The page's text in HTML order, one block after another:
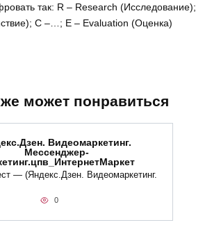
так: R – Research (Исследование);
С –…; E – Evaluation (Оценка)
может понравиться
Видеомаркетинг.
Мессенджер-
— (Яндекс.Дзен. Видеомаркетинг.
0